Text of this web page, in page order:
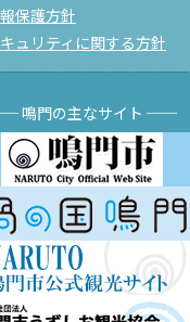
保護方針
ュリティに関する方針
鳴門の主なサイト ──